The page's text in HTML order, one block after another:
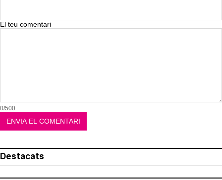
El teu comentari
0/500
Destacats